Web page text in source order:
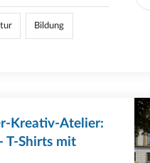
Bildung
Kreativ-Atelier:
T-Shirts mit